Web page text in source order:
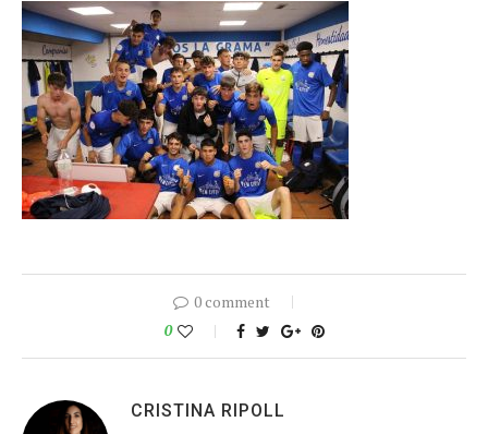
0 comment
0
CRISTINA RIPOLL